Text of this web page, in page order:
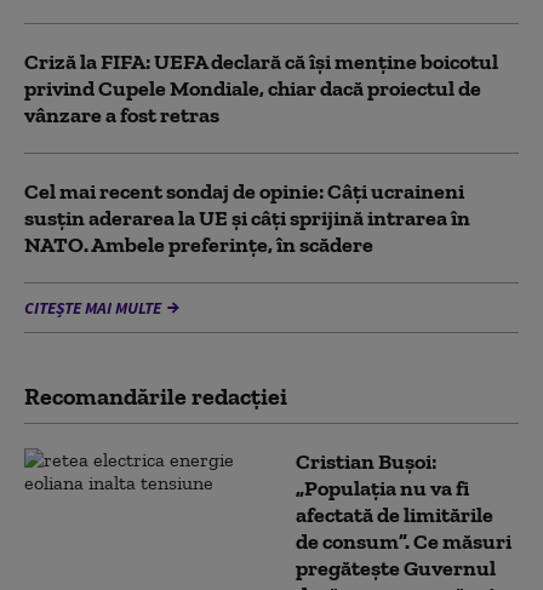
Criză la FIFA: UEFA declară că îşi menţine boicotul
privind Cupele Mondiale, chiar dacă proiectul de
vânzare a fost retras
Cel mai recent sondaj de opinie: Câți ucraineni
susțin aderarea la UE și câți sprijină intrarea în
NATO. Ambele preferințe, în scădere
CITEȘTE MAI MULTE
Recomandările redacţiei
Cristian Bușoi:
„Populația nu va fi
afectată de limitările
de consum”. Ce măsuri
pregătește Guvernul